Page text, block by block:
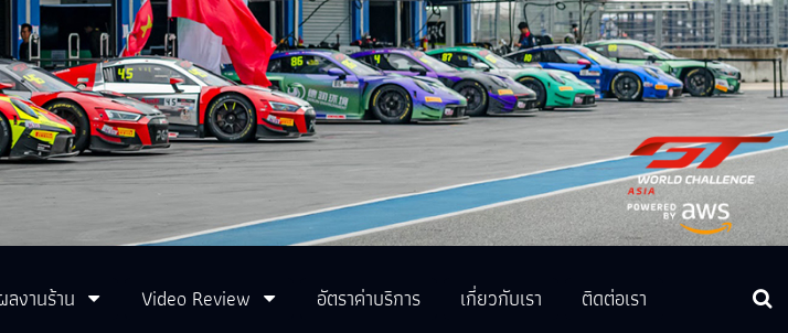
ลงานร้าน Video Review อัตราค่าบริการ เกี่ยวกับเรา ติดต่อเรา